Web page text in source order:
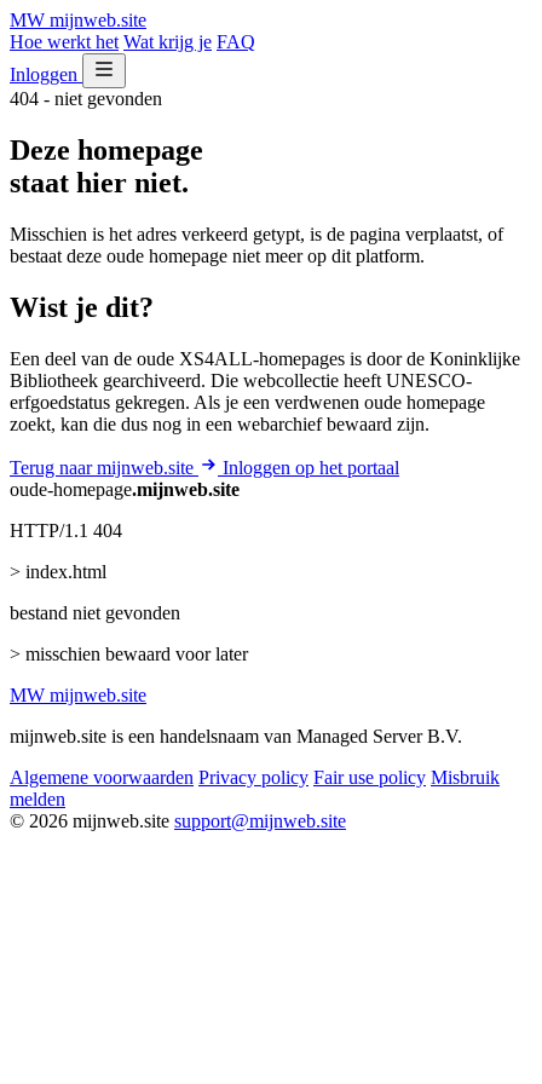
MW mijnweb.site
Hoe werkt het Wat krijg je FAQ
Inloggen
404 - niet gevonden
Deze homepage
staat hier niet.
Misschien is het adres verkeerd getypt, is de pagina verplaatst, of
bestaat deze oude homepage niet meer op dit platform.
Wist je dit?
Een deel van de oude XS4ALL-homepages is door de Koninklijke
Bibliotheek gearchiveerd. Die webcollectie heeft UNESCO-
erfgoedstatus gekregen. Als je een verdwenen oude homepage
zoekt, kan die dus nog in een webarchief bewaard zijn.
Terug naar mijnweb.site
Inloggen op het portaal
oude-homepage.mijnweb.site
HTTP/1.1 404
> index.html
bestand niet gevonden
> misschien bewaard voor later
MW mijnweb.site
mijnweb.site is een handelsnaam van Managed Server B.V.
Algemene voorwaarden Privacy policy Fair use policy Misbruik
melden
© 2026 mijnweb.site support@mijnweb.site